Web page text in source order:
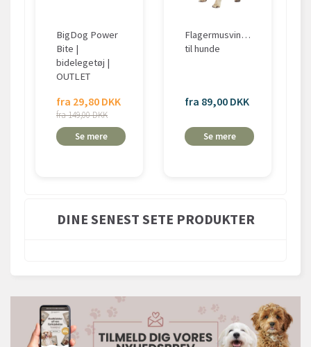
BigDog Power
Bite |
bidelegetøj |
OUTLET
fra 29,80 DKK
fra 149,00 DKK
Se mere
Flagermusvinger
til hunde
fra 89,00 DKK
Se mere
DINE SENEST SETE PRODUKTER